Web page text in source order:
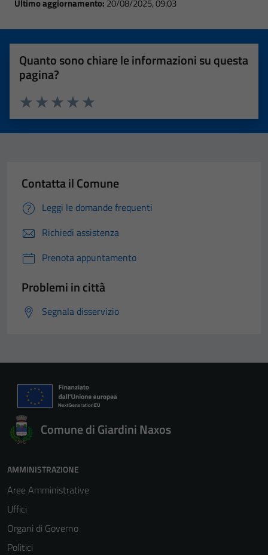
Ultimo aggiornamento: 20/08/2025, 09:03
Quanto sono chiare le informazioni su questa
pagina?
Valuta 5 stelle su 5
Valuta 4 stelle su 5
Valuta 3 stelle su 5
Valuta 2 stelle su 5
Valuta 1 stelle su 5
Contatta il Comune
Leggi le domande frequenti
Richiedi assistenza
Prenota appuntamento
Problemi in città
Segnala disservizio
Comune di Giardini Naxos
AMMINISTRAZIONE
Aree Amministrative
Uffici
Organi di Governo
Politici